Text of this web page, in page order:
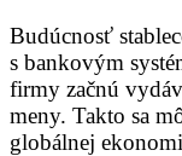
Budúcnosť
s bankovým
firmy začnú
meny. Takto sa
globálnej